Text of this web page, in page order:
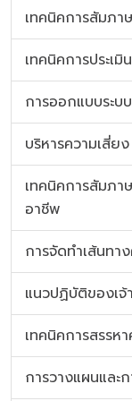
เทคนิคการสัมภ
เทคนิคการประเ
การออกแบบระ
บริหารความเสี่ย
เทคนิคการสัมภา
อาชีพ
การจัดทำเส้นทา
แนวปฏิบัติของเ
เทคนิคการสรรห
การวางแผนและ